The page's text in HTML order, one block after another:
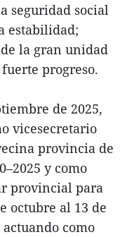
seguridad social
estabilidad;
la gran unidad
progreso.
de 2025,
vicesecretario
provincia de
y como
provincial para
octubre al 13 de
como